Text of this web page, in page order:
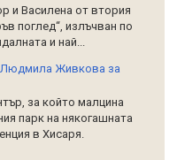
и Василена от втория
поглед“, излъчван по
и най...
Людмила Живкова за
за който малцина
парк на някогашната
в Хисаря.